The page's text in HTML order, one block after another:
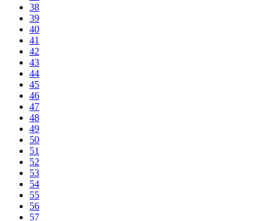
38
39
40
41
42
43
44
45
46
47
48
49
50
51
52
53
54
55
56
57